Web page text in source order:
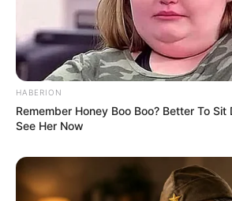
HABERION
Remember Honey Boo Boo? Better To Sit
See Her Now